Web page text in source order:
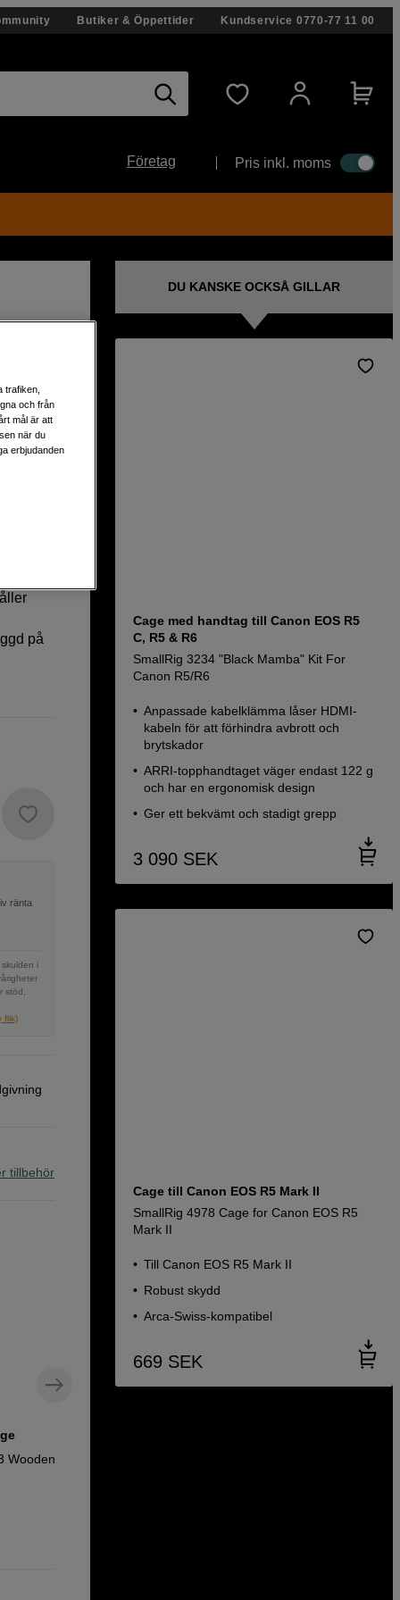
Butiker & Öppettider Kundservice 0770-77 11 00
Företag Pris inkl. moms
på
ränta
i
stöd,
flik)
tillbehör
Wooden
DU KANSKE OCKSÅ GILLAR
Cage med handtag till Canon EOS R5
C, R5 & R6
SmallRig 3234 "Black Mamba" Kit For
Canon R5/R6
Anpassade kabelklämma låser HDMI-
kabeln för att förhindra avbrott och
brytskador
ARRI-topphandtaget väger endast 122 g
och har en ergonomisk design
Ger ett bekvämt och stadigt grepp
3 090 SEK
Cage till Canon EOS R5 Mark II
SmallRig 4978 Cage for Canon EOS R5
Mark II
Till Canon EOS R5 Mark II
Robust skydd
Arca-Swiss-kompatibel
669 SEK
trafiken,
och från
mål är att
när du
erbjudanden